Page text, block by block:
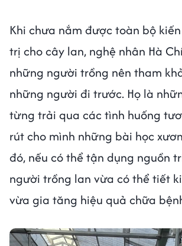
Khi chưa nắm được toàn bộ
trị cho cây lan, nghệ nhân Hà
những người trồng nên tham
những người đi trước. Họ là
từng trải qua các tình huống
rút cho mình những bài học
đó, nếu có thể tận dụng nguồn
người trồng lan vừa có thể tiết
vừa gia tăng hiệu quả chữa